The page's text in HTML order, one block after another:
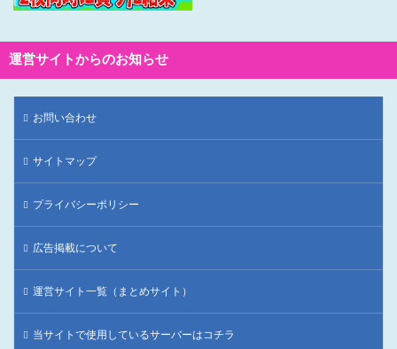
運営サイトからのお知らせ
お問い合わせ
サイトマップ
プライバシーポリシー
広告掲載について
運営サイト一覧（まとめサイト）
当サイトで使用しているサーバーはコチラ